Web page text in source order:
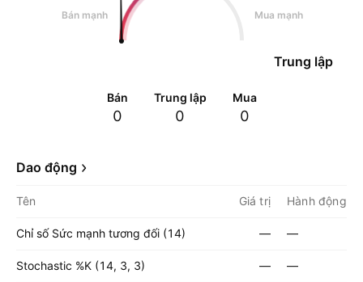
Bán mạnh Mua mạnh
Trung lập
Bán
0
Trung lập
0
Mua
0
Dao động
Tên Giá trị Hành động
Chỉ số Sức mạnh tương đối (14) — —
Stochastic %K (14, 3, 3) — —